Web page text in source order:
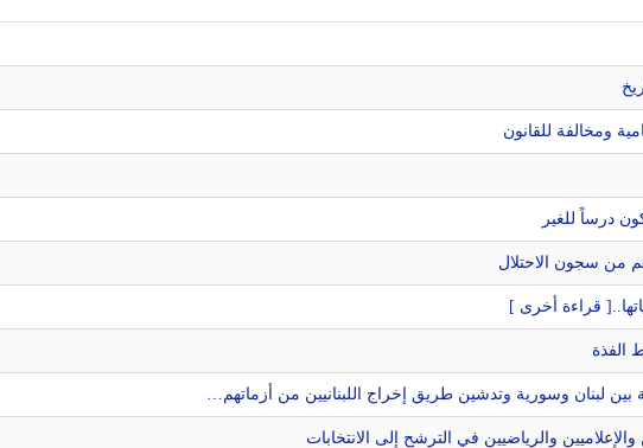
ومخالفة للقانون
من سجون الاحتلال
قراءة أخرى ]
الفذة
بين لبنان وسورية وتدشين طريق إخراج اللبنانيين من أزماتهم…
والرياضيين في الترشح إلى الانتخابات